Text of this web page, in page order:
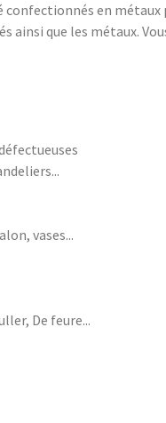
en
que les métaux.
vases...
De feure...